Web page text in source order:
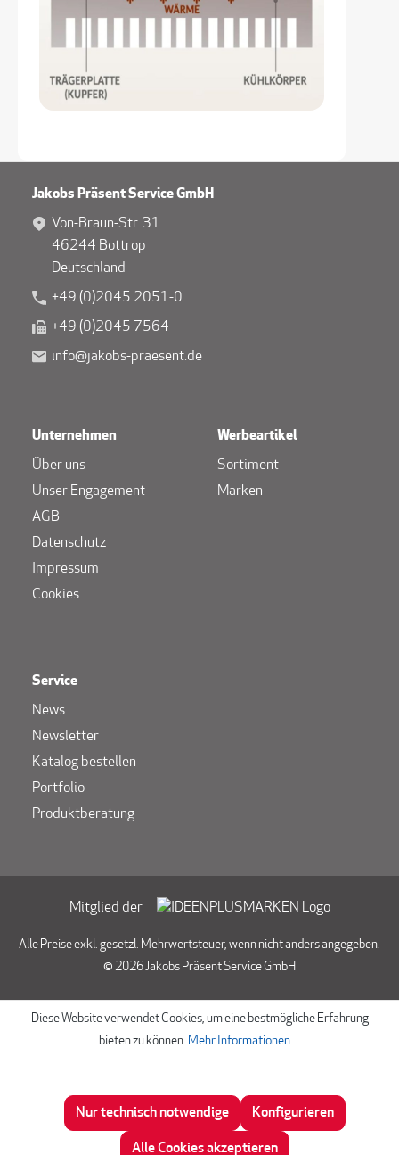
Jakobs Präsent Service GmbH
Von-Braun-Str. 31
46244 Bottrop
Deutschland
+49 (0)2045 2051-0
+49 (0)2045 7564
info@jakobs-praesent.de
Unternehmen
Über uns
Unser Engagement
AGB
Datenschutz
Impressum
Cookies
Werbeartikel
Sortiment
Marken
Service
News
Newsletter
Katalog bestellen
Portfolio
Produktberatung
Mitglied der
Alle Preise exkl. gesetzl. Mehrwertsteuer, wenn nicht anders angegeben.
© 2026 Jakobs Präsent Service GmbH
Beratung
Diese Website verwendet Cookies, um eine bestmögliche Erfahrung
bieten zu können. Mehr Informationen ...
Nur technisch notwendige Konfigurieren
Alle Cookies akzeptieren